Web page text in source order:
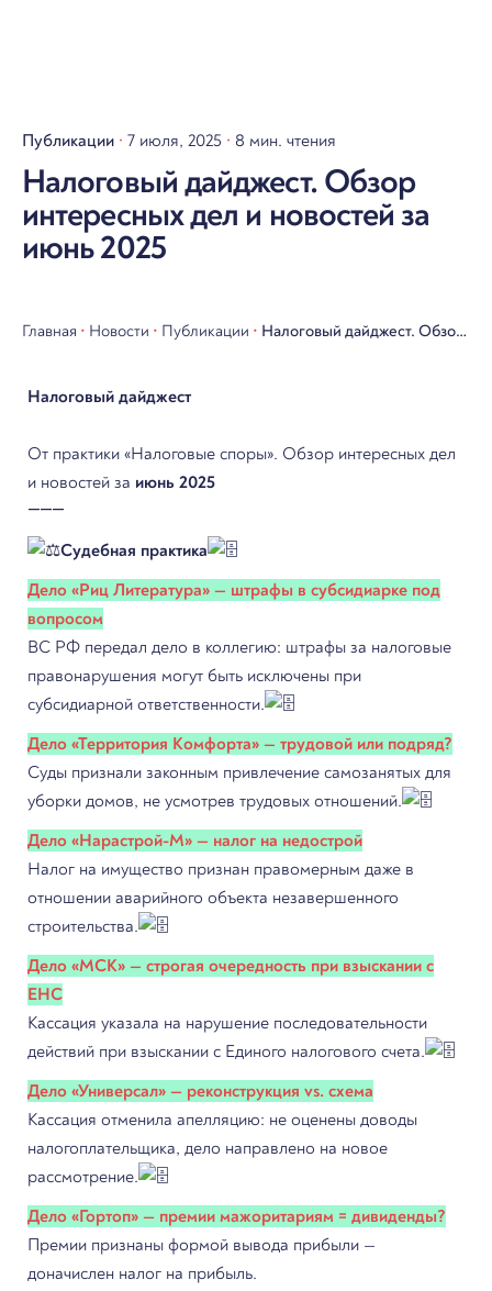
Публикации 7 июля, 2025 8 мин. чтения
Налоговый дайджест. Обзор
интересных дел и новостей за
июнь 2025
Главная • Новости • Публикации • Налоговый дайджест. Обзор
Налоговый дайджест
От практики «Налоговые споры». Обзор интересных дел
и новостей за июнь 2025
⸻
Судебная практика
Дело «Риц Литература» — штрафы в субсидиарке под
вопросом
ВС РФ передал дело в коллегию: штрафы за налоговые
правонарушения могут быть исключены при
субсидиарной ответственности.
Дело «Территория Комфорта» — трудовой или подряд?
Суды признали законным привлечение самозанятых для
уборки домов, не усмотрев трудовых отношений.
Дело «Нарастрой-М» — налог на недострой
Налог на имущество признан правомерным даже в
отношении аварийного объекта незавершенного
строительства.
Дело «МСК» — строгая очередность при взыскании с
ЕНС
Кассация указала на нарушение последовательности
действий при взыскании с Единого налогового счета.
Дело «Универсал» — реконструкция vs. схема
Кассация отменила апелляцию: не оценены доводы
налогоплательщика, дело направлено на новое
рассмотрение.
Дело «Гортоп» — премии мажоритариям = дивиденды?
Премии признаны формой вывода прибыли —
доначислен налог на прибыль.